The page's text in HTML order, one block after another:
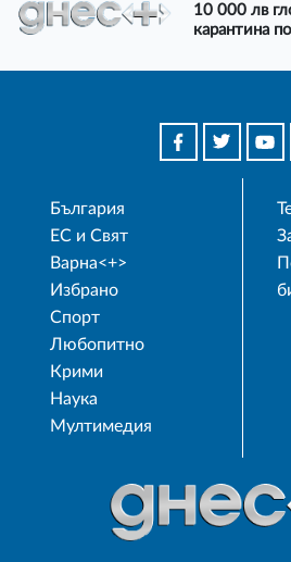
10 000 лв
карантина
България
ЕС и Свят
Варна<+>
Избрано
Спорт
Любопитно
Крими
Наука
Мултимедия